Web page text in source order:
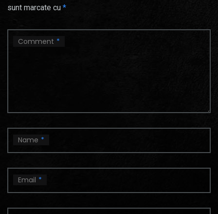
sunt marcate cu *
Comment *
Name *
Email *